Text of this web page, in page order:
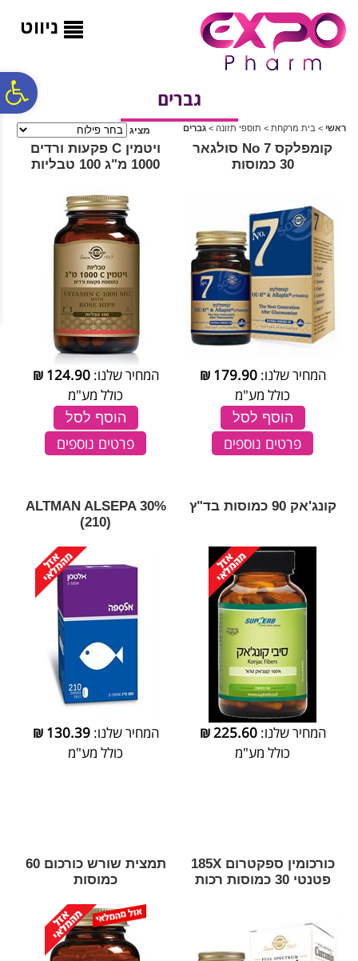
ניווט
גברים
ראשי > בית מרקחת > תוספי תזונה > גברים מציג
קומפלקס No 7 סולגאר
30 כמוסות
המחיר שלנו:179.90
₪
כולל מע"מ
הוסף לסל
פרטים נוספים
ויטמין C פקעות ורדים
1000 מ"ג 100 טבליות
המחיר שלנו:124.90
₪
כולל מע"מ
הוסף לסל
פרטים נוספים
קונג'אק 90 כמוסות בד"ץ
המחיר שלנו:225.60
₪
כולל מע"מ
‎ALTMAN‎ ‎ALSEPA‎ ‎30‎%‎
‎(‎210‎)
המחיר שלנו:130.39
₪
כולל מע"מ
כורכומין ספקטרום 185X
פטנטי 30 כמוסות רכות
תמצית שורש כורכום 60
כמוסות